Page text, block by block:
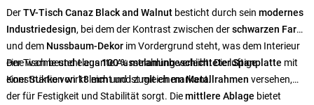
DerTV-Tisch Canaz Black and Walnutbesticht durch sein modernes
Industriedesign, bei dem der Kontrast zwischen derschwarzen Farbe
und dem Nussbaum-Dekorim Vordergrund steht, was dem Interieur
eine warme und elegante Ausstrahlung verleiht. Die luftige
Konstruktion wirkt leicht und zugleich markant.
Der Tisch besteht aus100 %melaminbeschichteter Spanplatte mit
einer Stärke von18 mmund ist mit einemMetallrahmen versehen,
der für Festigkeit und Stabilität sorgt. Diemittlere Ablage bietet